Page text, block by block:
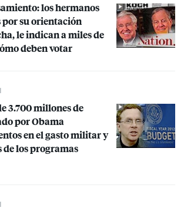
los hermanos
su orientación
le indican a miles de
deben votar
3.700 millones de
por Obama
en el gasto militar y
de los programas